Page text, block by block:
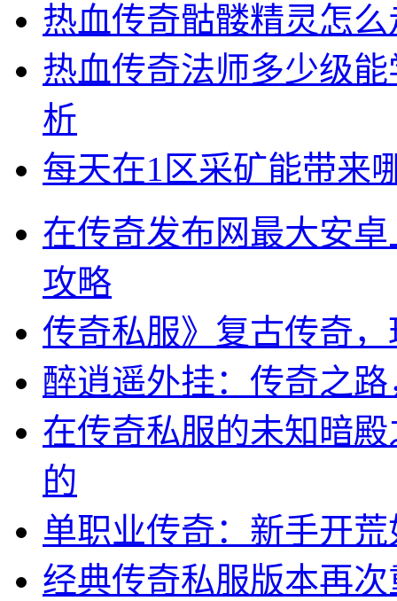
热血传奇骷髅精灵怎
热血传奇法师多少级
析
每天在1区采矿能带来
在传奇发布网最大安
攻略
传奇私服》复古传奇
醉逍遥外挂：传奇之
在传奇私服的未知暗
的
单职业传奇：新手开
经典传奇私服版本再